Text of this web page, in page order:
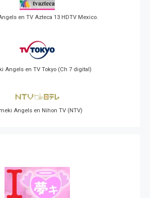
en TV Azteca 13 HDTV Mexico.
Angels en TV Tokyo (Ch 7 digital)
Angels en Nihon TV (NTV)